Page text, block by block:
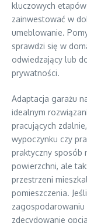
kluczowych
zainwestować w
umeblowanie.
sprawdzi się w
odwiedzający lub
prywatności.
Adaptacja garażu
idealnym
pracujących
wypoczynku czy
praktyczny sposób
powierzchni, ale
przestrzeni
pomieszczenia.
zdecydowanie